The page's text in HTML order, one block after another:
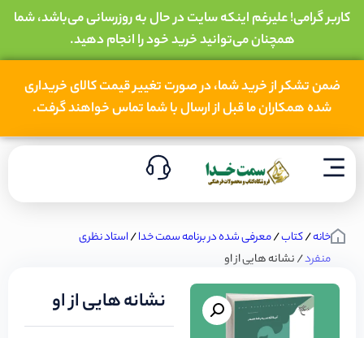
کاربر گرامی! علیرغم اینکه سایت در حال به روزرسانی می‌باشد، شما
همچنان می‌توانید خرید خود را انجام دهید.
ضمن تشکر از خرید شما، در صورت تغییر قیمت کالای خریداری
شده همکاران ما قبل از ارسال با شما تماس خواهند گرفت.
خانه/کتاب/معرفی شده در برنامه سمت خدا/استاد نظری
منفرد/ نشانه هایی از او
نشانه هایی از او